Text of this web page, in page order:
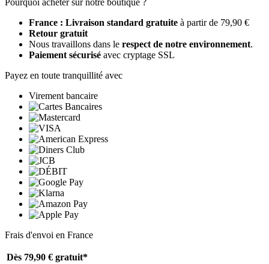
Pourquoi acheter sur notre boutique ?
France : Livraison standard gratuite à partir de 79,90 €
Retour gratuit
Nous travaillons dans le respect de notre environnement.
Paiement sécurisé avec cryptage SSL
Payez en toute tranquillité avec
Virement bancaire
Frais d'envoi en France
Dès 79,90 € gratuit*